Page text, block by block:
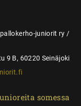
juniorit ry /
9 B, 60220 Seinäjoki
somessa